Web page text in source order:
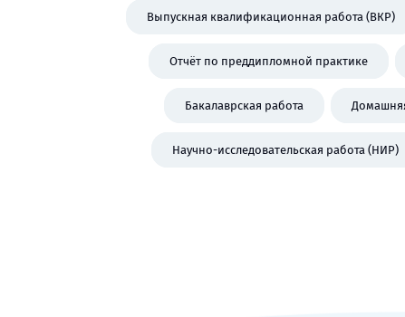
Выпускная квалификационная работа (ВКР)
Отчёт по преддипломной практике
Бакалаврская работа
Научно-исследовательская работа (НИР)